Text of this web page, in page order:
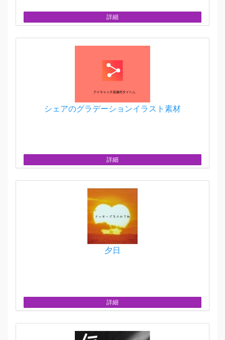
詳細
シェアのグラデーションイラスト素材
詳細
夕日
詳細